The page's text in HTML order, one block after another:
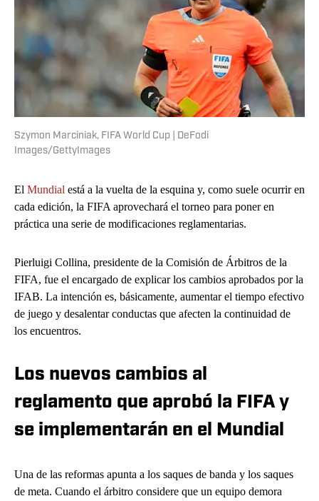
Szymon Marciniak, FIFA World Cup | DeFodi
Images/GettyImages
El Mundial está a la vuelta de la esquina y, como suele ocurrir en
cada edición, la FIFA aprovechará el torneo para poner en
práctica una serie de modificaciones reglamentarias.
Pierluigi Collina, presidente de la Comisión de Árbitros de la
FIFA, fue el encargado de explicar los cambios aprobados por la
IFAB. La intención es, básicamente, aumentar el tiempo efectivo
de juego y desalentar conductas que afecten la continuidad de
los encuentros.
Los nuevos cambios al
reglamento que aprobó la FIFA y
se implementarán en el Mundial
Una de las reformas apunta a los saques de banda y los saques
de meta. Cuando el árbitro considere que un equipo demora